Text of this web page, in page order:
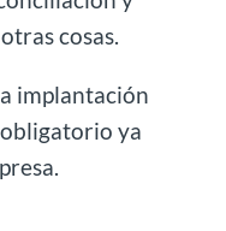
cosas.
implantación
ya